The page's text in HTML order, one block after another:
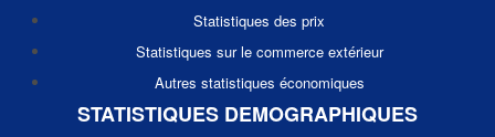
Statistiques des prix
Statistiques sur le commerce extérieur
Autres statistiques économiques
STATISTIQUES DEMOGRAPHIQUES